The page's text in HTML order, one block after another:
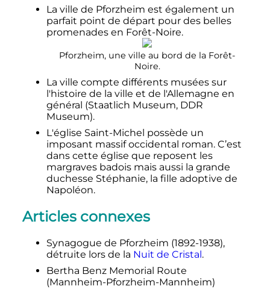
La ville de Pforzheim est également un
parfait point de départ pour des belles
promenades en Forêt-Noire.
Pforzheim, une ville au bord de la Forêt-
Noire.
La ville compte différents musées sur
l'histoire de la ville et de l'Allemagne en
général (Staatlich Museum, DDR
Museum).
L'église Saint-Michel possède un
imposant massif occidental roman. C’est
dans cette église que reposent les
margraves badois mais aussi la grande
duchesse Stéphanie, la fille adoptive de
Napoléon.
Articles connexes
Synagogue de Pforzheim (1892-1938),
détruite lors de la Nuit de Cristal .
Bertha Benz Memorial Route
(Mannheim-Pforzheim-Mannheim)